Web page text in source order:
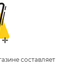
составляет